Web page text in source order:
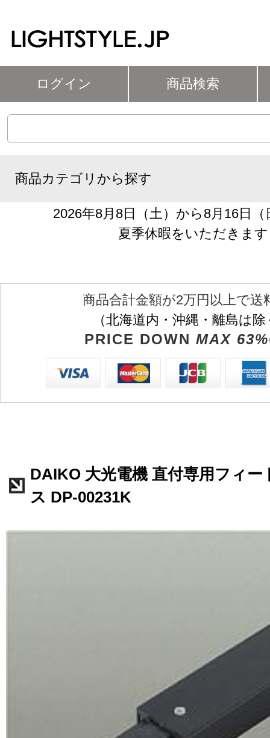
ログイン 商品検索
商品カテゴリから探す
2026年8月8日（土）から8月16日
夏季休暇をいただきます
商品合計金額が2万円以上で送
（北海道内・沖縄・離島は
PRICE DOWN MAX
DAIKO 大光電機 直付専用フィ
ス DP-00231K